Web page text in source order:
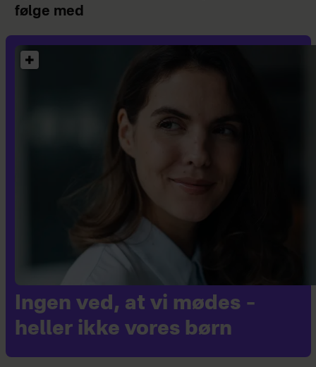
følge med
Ingen ved, at vi mødes –
heller ikke vores børn